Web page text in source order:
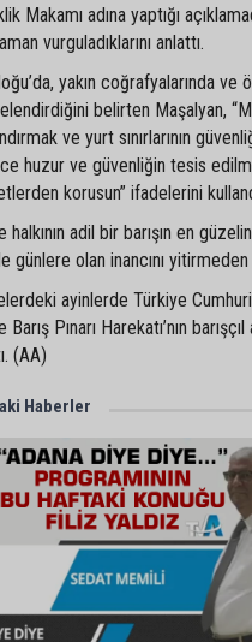
Makamı adına yaptığı
vurguladıklarını anlattı.
yakın coğrafyalarında
belirten Maşalyan,
ve yurt sınırlarının
huzur ve güvenliğin tesis
korusun” ifadelerini
halkının adil bir barışın en
günlere olan inancını
ayinlerde Türkiye
Barış Pınarı Harekatı’nın
(AA)
Haberler